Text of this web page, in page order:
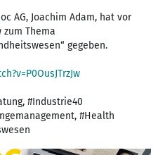
AG, Joachim Adam, hat vor
Thema
gegeben.
#Industrie40
#Health